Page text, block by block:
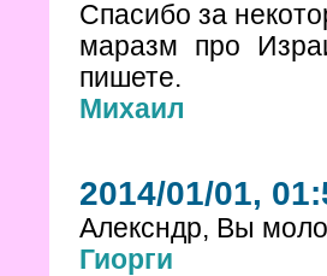
Спасибо за
маразм про
пишете.
Михаил
2014/01/01,
Алексндр, Вы
Гиорги